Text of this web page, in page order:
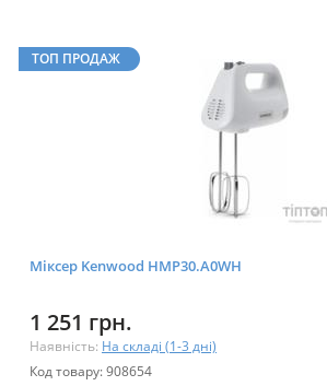
ТОП ПРОДАЖ
Міксер Kenwood HMP30.A0WH
1 251 грн.
Наявність: На складі (1-3 дні)
Код товару: 908654